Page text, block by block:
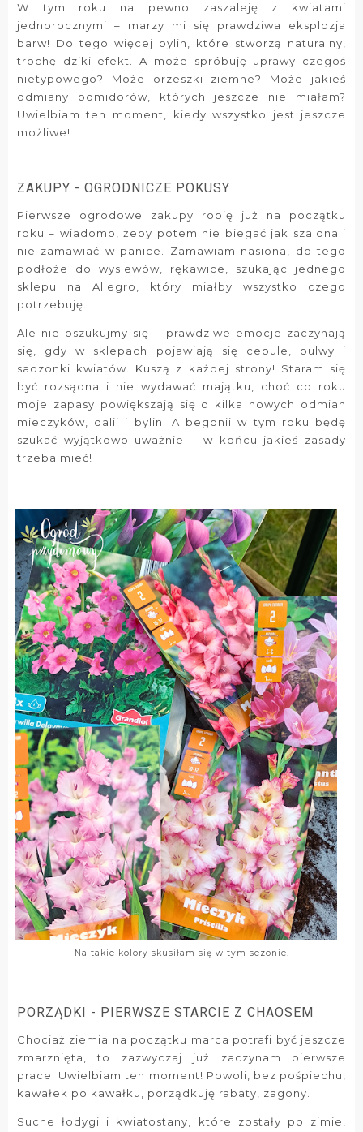
W tym roku na pewno zaszaleję z kwiatami
jednorocznymi – marzy mi się prawdziwa eksplozja
barw! Do tego więcej bylin, które stworzą naturalny,
trochę dziki efekt. A może spróbuję uprawy czegoś
nietypowego? Może orzeszki ziemne? Może jakieś
odmiany pomidorów, których jeszcze nie miałam?
Uwielbiam ten moment, kiedy wszystko jest jeszcze
możliwe!
ZAKUPY - OGRODNICZE POKUSY
Pierwsze ogrodowe zakupy robię już na początku
roku – wiadomo, żeby potem nie biegać jak szalona i
nie zamawiać w panice. Zamawiam nasiona, do tego
podłoże do wysiewów, rękawice, szukając jednego
sklepu na Allegro, który miałby wszystko czego
potrzebuję.
Ale nie oszukujmy się – prawdziwe emocje zaczynają
się, gdy w sklepach pojawiają się cebule, bulwy i
sadzonki kwiatów. Kuszą z każdej strony! Staram się
być rozsądna i nie wydawać majątku, choć co roku
moje zapasy powiększają się o kilka nowych odmian
mieczyków, dalii i bylin. A begonii w tym roku będę
szukać wyjątkowo uważnie – w końcu jakieś zasady
trzeba mieć!
Na takie kolory skusiłam się w tym sezonie.
PORZĄDKI - PIERWSZE STARCIE Z CHAOSEM
Chociaż ziemia na początku marca potrafi być jeszcze
zmarznięta, to zazwyczaj już zaczynam pierwsze
prace. Uwielbiam ten moment! Powoli, bez pośpiechu,
kawałek po kawałku, porządkuję rabaty, zagony.
Suche łodygi i kwiatostany, które zostały po zimie,